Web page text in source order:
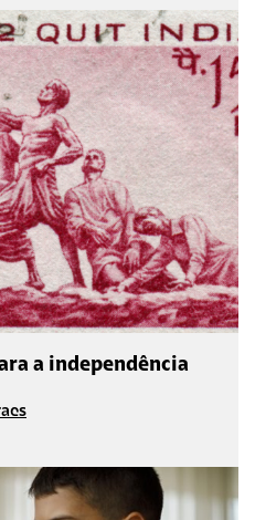
a independência